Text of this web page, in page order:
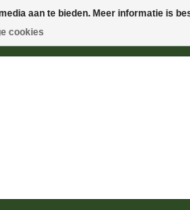
aan te bieden. Meer informatie is
cookies